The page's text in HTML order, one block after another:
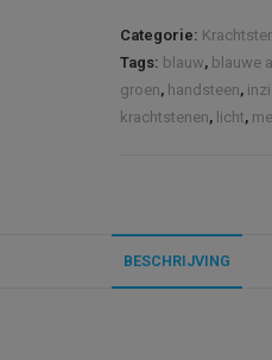
Categorie:
Tags: blauw, blauwe
groen, handsteen,
krachtstenen, licht,
BESCHRIJVING